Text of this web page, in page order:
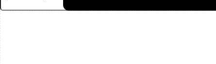
–
Cloche
Sapin
mängd